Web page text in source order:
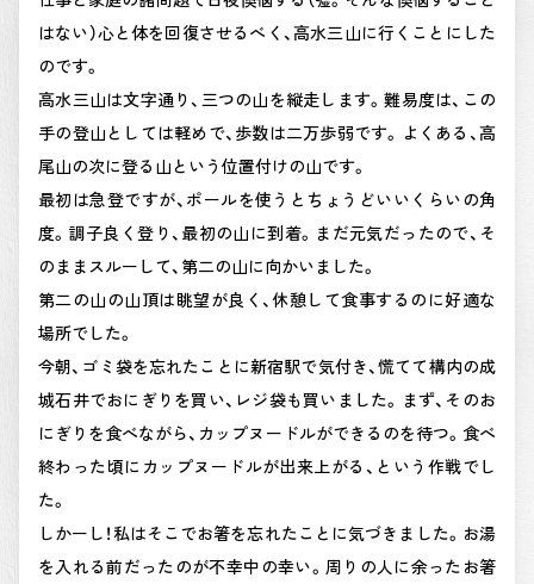
はない）心と体を回復させるべく、高水三山に行くことにした
のです。
高水三山は文字通り、三つの山を縦走します。難易度は、この
手の登山としては軽めで、歩数は二万歩弱です。よくある、高
尾山の次に登る山という位置付けの山です。
最初は急登ですが、ポールを使うとちょうどいいくらいの角
度。調子良く登り、最初の山に到着。まだ元気だったので、そ
のままスルーして、第二の山に向かいました。
第二の山の山頂は眺望が良く、休憩して食事するのに好適な
場所でした。
今朝、ゴミ袋を忘れたことに新宿駅で気付き、慌てて構内の成
城石井でおにぎりを買い、レジ袋も買いました。まず、そのお
にぎりを食べながら、カップヌードルができるのを待つ。食べ
終わった頃にカップヌードルが出来上がる、という作戦でし
た。
しかーし！私はそこでお箸を忘れたことに気づきました。お湯
を入れる前だったのが不幸中の幸い。周りの人に余ったお箸